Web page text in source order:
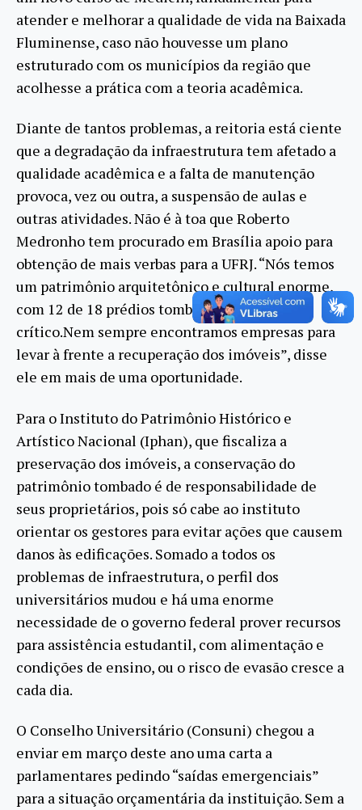
atender e melhorar a qualidade de vida na Baixada
Fluminense, caso não houvesse um plano
estruturado com os municípios da região que
acolhesse a prática com a teoria acadêmica.
Diante de tantos problemas, a reitoria está ciente
que a degradação da infraestrutura tem afetado a
qualidade acadêmica e a falta de manutenção
provoca, vez ou outra, a suspensão de aulas e
outras atividades. Não é à toa que Roberto
Medronho tem procurado em Brasília apoio para
obtenção de mais verbas para a UFRJ. “Nós temos
um patrimônio arquitetônico e cultural enorme,
com 12 de 18 prédios tombados em estado
crítico.Nem sempre encontramos empresas para
levar à frente a recuperação dos imóveis”, disse
ele em mais de uma oportunidade.
Para o Instituto do Patrimônio Histórico e
Artístico Nacional (Iphan), que fiscaliza a
preservação dos imóveis, a conservação do
patrimônio tombado é de responsabilidade de
seus proprietários, pois só cabe ao instituto
orientar os gestores para evitar ações que causem
danos às edificações. Somado a todos os
problemas de infraestrutura, o perfil dos
universitários mudou e há uma enorme
necessidade de o governo federal prover recursos
para assistência estudantil, com alimentação e
condições de ensino, ou o risco de evasão cresce a
cada dia.
O Conselho Universitário (Consuni) chegou a
enviar em março deste ano uma carta a
parlamentares pedindo “saídas emergenciais”
para a situação orçamentária da instituição. Sem a